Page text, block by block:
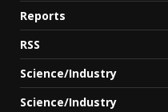
Reports
RSS
Science/Industry
Science/Industry